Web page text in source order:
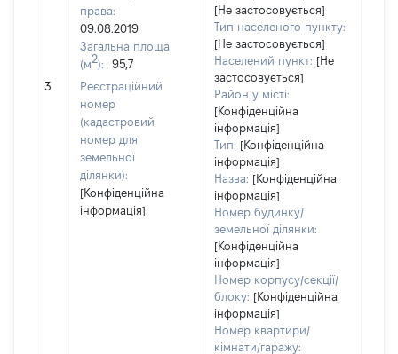
3
права:
09.08.2019
Загальна площа
(м2):
95,7
Реєстраційний
номер
(кадастровий
номер для
земельної
ділянки):
[Конфіденційна
інформація]
[Не застосовується]
Тип населеного пункту:
[Не застосовується]
Населений пункт: [Не
застосовується]
Район у місті:
[Конфіденційна
інформація]
Тип: [Конфіденційна
інформація]
Назва: [Конфіденційна
інформація]
Номер будинку/
земельної ділянки:
[Конфіденційна
інформація]
Номер корпусу/секції/
блоку: [Конфіденційна
інформація]
Номер квартири/
кімнати/гаражу: